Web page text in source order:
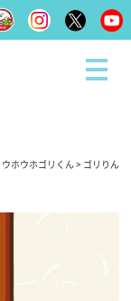
ウホウホゴリくん> ゴリりん